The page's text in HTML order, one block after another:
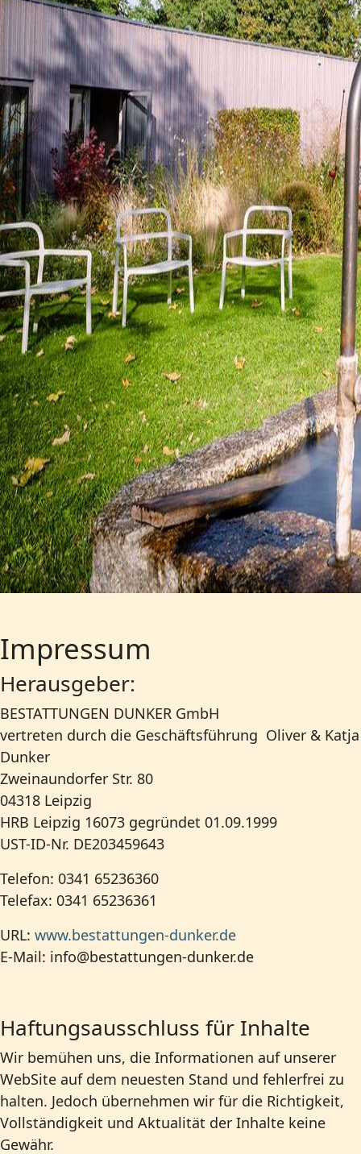
Impressum
Herausgeber:
BESTATTUNGEN DUNKER GmbH
vertreten durch die Geschäftsführung Oliver & Katja
Dunker
Zweinaundorfer Str. 80
04318 Leipzig
HRB Leipzig 16073 gegründet 01.09.1999
UST-ID-Nr. DE203459643
Telefon: 0341 65236360
Telefax: 0341 65236361
URL: www.bestattungen-dunker.de
E-Mail: info@bestattungen-dunker.de
Haftungsausschluss für Inhalte
Wir bemühen uns, die Informationen auf unserer
WebSite auf dem neuesten Stand und fehlerfrei zu
halten. Jedoch übernehmen wir für die Richtigkeit,
Vollständigkeit und Aktualität der Inhalte keine
Gewähr.